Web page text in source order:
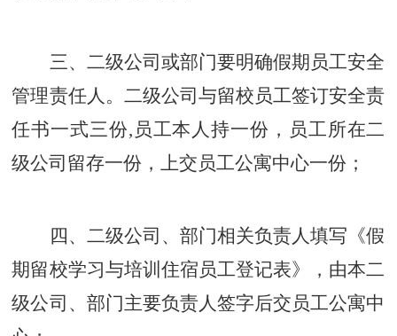
三、二级公司或部门要明确假期员工安全
管理责任人。二级公司与留校员工签订安全责
任书一式三份, 员工本人持一份，员工所在二
级公司留存一份，上交员工公寓中心一份；
四、二级公司、部门相关负责人填写《假
期留校学习与培训住宿员工登记表》，由本二
级公司、部门主要负责人签字后交员工公寓中